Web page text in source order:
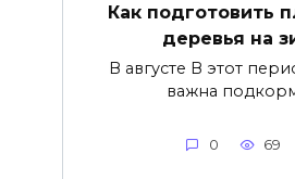
Как подготовить
деревья на
В августе В этот
важна
0 69